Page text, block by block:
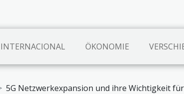
INTERNACIONAL ÖKONOMIE
5G Netzwerkexpansion und ihre Wichtigkeit